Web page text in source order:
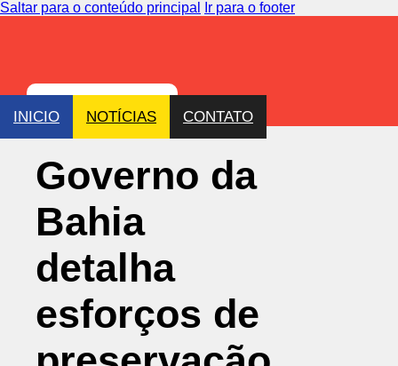
Saltar para o conteúdo principal Ir para o footer
INICIO NOTÍCIAS CONTATO
Governo da
Bahia
detalha
esforços de